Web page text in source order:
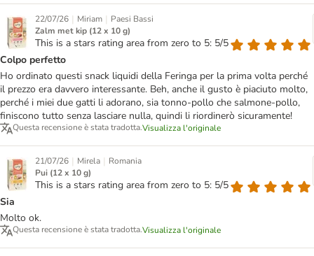
22/07/26 | Miriam | Paesi Bassi
Zalm met kip (12 x 10 g)
This is a stars rating area from zero to 5: 5/5
Colpo perfetto
Ho ordinato questi snack liquidi della Feringa per la prima volta perché
il prezzo era davvero interessante. Beh, anche il gusto è piaciuto molto,
perché i miei due gatti li adorano, sia tonno-pollo che salmone-pollo,
finiscono tutto senza lasciare nulla, quindi li riordinerò sicuramente!
Questa recensione è stata tradotta.Visualizza l'originale
21/07/26 | Mirela | Romania
Pui (12 x 10 g)
This is a stars rating area from zero to 5: 5/5
Sia
Molto ok.
Questa recensione è stata tradotta.Visualizza l'originale